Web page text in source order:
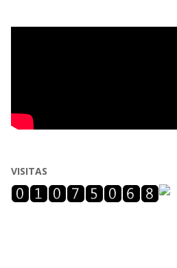
VISITAS